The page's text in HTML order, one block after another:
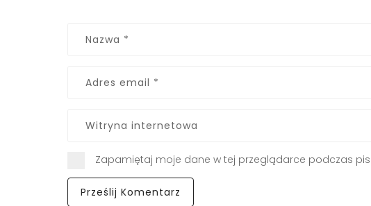
Zapamiętaj moje dane w tej przeglądarce podczas